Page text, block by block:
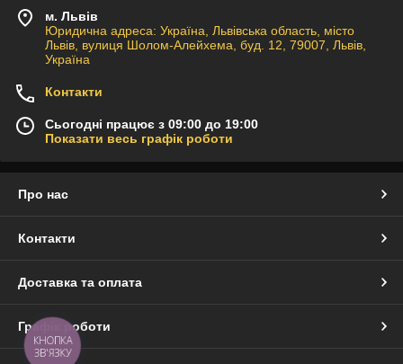
м. Львів
Юридична адреса: Україна, Львівська область, місто
Львів, вулиця Шолом-Алейхема, буд. 12, 79007, Львів,
Україна
Контакти
Сьогодні працює з 09:00 до 19:00
Показати весь графік роботи
Про нас
Контакти
Доставка та оплата
Графік роботи
КНОПКА
ЗВ'ЯЗКУ